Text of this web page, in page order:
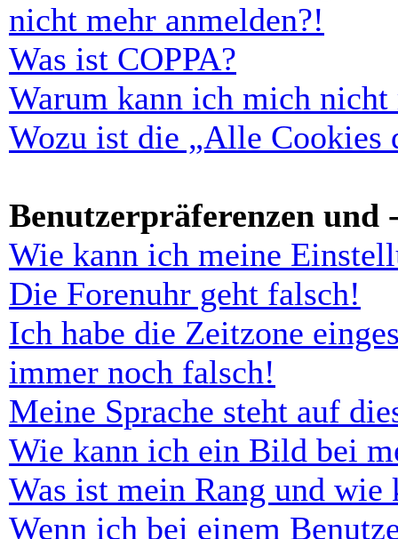
nicht mehr anmelden?!
Was ist COPPA?
Warum kann ich mich nicht
Wozu ist die „Alle Cookies
Benutzerpräferenzen und
Wie kann ich meine
Die Forenuhr geht falsch!
Ich habe die Zeitzone
immer noch falsch!
Meine Sprache steht auf
Wie kann ich ein Bild bei
Was ist mein Rang und wie
Wenn ich bei einem